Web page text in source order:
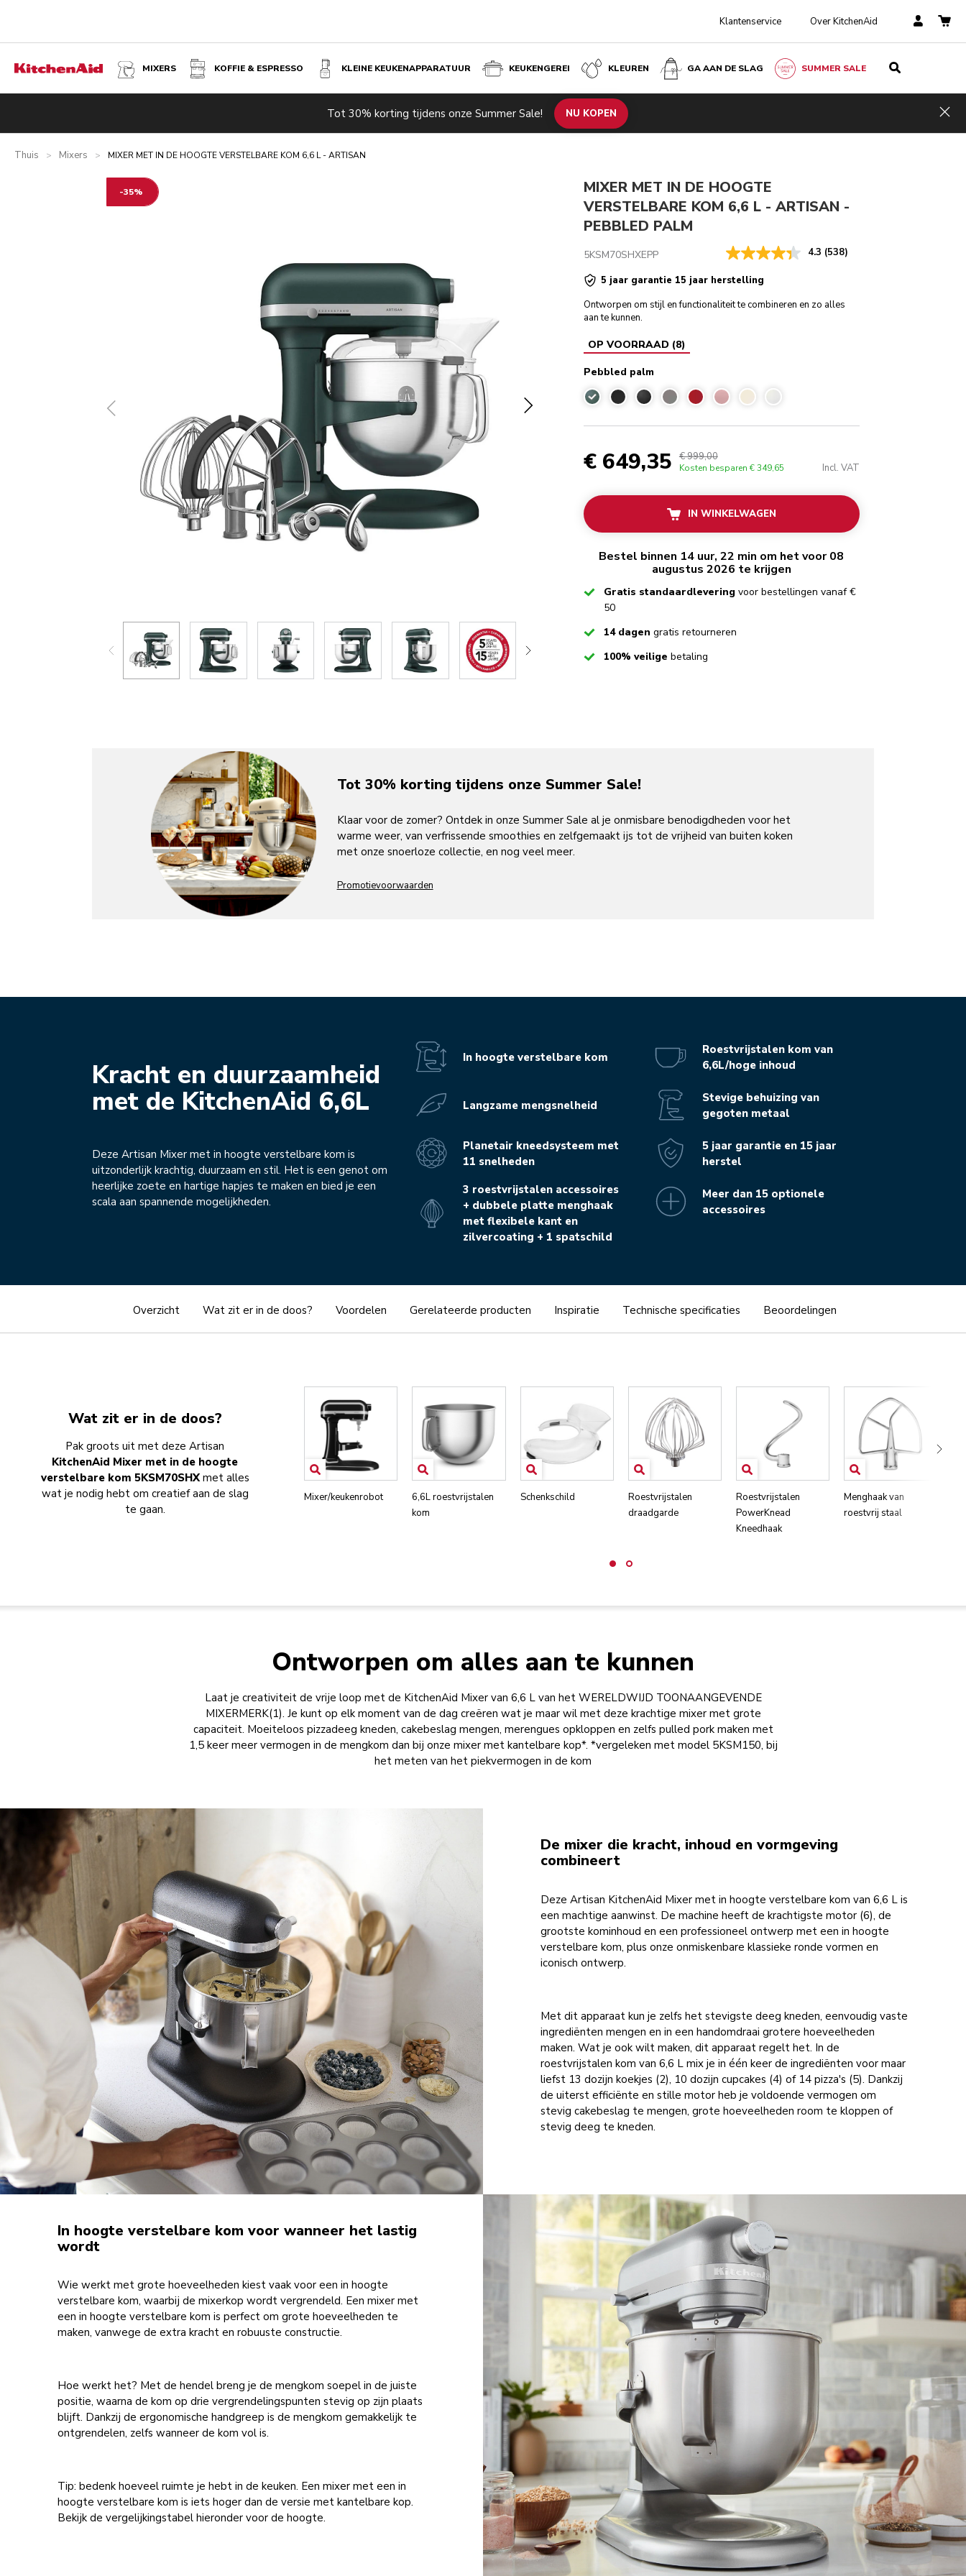
Klantenservice Over KitchenAid
MIXERS KOFFIE & ESPRESSO KLEINE KEUKENAPPARATUUR KEUKENGEREI KLEUREN GA AAN DE SLAG SUMMER SALE
Tot 30% korting tijdens onze Summer Sale! NU KOPEN
Thuis > Mixers > MIXER MET IN DE HOOGTE VERSTELBARE KOM 6,6 L - ARTISAN
Gerelateerde producten Inspiratie Technische specificaties Beoordelingen
-35%
MIXER MET IN DE HOOGTE
VERSTELBARE KOM 6,6 L - ARTISAN -
PEBBLED PALM
5KSM70SHXEPP 4.3 (538)
5 jaar garantie 15 jaar herstelling
Ontworpen om stijl en functionaliteit te combineren en zo alles
aan te kunnen.
OP VOORRAAD (8)
Pebbled palm
Pebbled palm
€ 649,35 € 999,00
Kosten besparen € 349,65 Incl. VAT
IN WINKELWAGEN
Bestel binnen 14 uur, 22 min om het voor 08
augustus 2026 te krijgen
CheckedGratis standaardlevering voor bestellingen vanaf €
50
Checked14 dagen gratis retourneren
Checked100% veilige betaling
Tot 30% korting tijdens onze Summer Sale!
Klaar voor de zomer? Ontdek in onze Summer Sale al je onmisbare benodigdheden voor het
warme weer, van verfrissende smoothies en zelfgemaakt ijs tot de vrijheid van buiten koken
met onze snoerloze collectie, en nog veel meer.
Promotievoorwaarden
Kracht en duurzaamheid
met de KitchenAid 6,6L
Deze Artisan Mixer met in hoogte verstelbare kom is
uitzonderlijk krachtig, duurzaam en stil. Het is een genot om
heerlijke zoete en hartige hapjes te maken en bied je een
scala aan spannende mogelijkheden.
In hoogte verstelbare kom
Langzame mengsnelheid
Planetair kneedsysteem met
11 snelheden
3 roestvrijstalen accessoires
+ dubbele platte menghaak
met flexibele kant en
zilvercoating + 1 spatschild
Roestvrijstalen kom van
6,6L/hoge inhoud
Stevige behuizing van
gegoten metaal
5 jaar garantie en 15 jaar
herstel
Meer dan 15 optionele
accessoires
Overzicht Wat zit er in de doos? Voordelen Gerelateerde producten Inspiratie Technische specificaties Beoordelingen
Wat zit er in de doos?
Pak groots uit met deze Artisan
KitchenAid Mixer met in de hoogte
verstelbare kom 5KSM70SHXmet alles
wat je nodig hebt om creatief aan de slag
te gaan.
Mixer/keukenrobot
6,6L roestvrijstalen
kom
Schenkschild
Roestvrijstalen
draadgarde
Roestvrijstalen
PowerKnead
Kneedhaak
Menghaak van
roestvrij staal
Ontworpen om alles aan te kunnen
Laat je creativiteit de vrije loop met de KitchenAid Mixer van 6,6 L van het WERELDWIJD TOONAANGEVENDE
MIXERMERK(1). Je kunt op elk moment van de dag creëren wat je maar wil met deze krachtige mixer met grote
capaciteit. Moeiteloos pizzadeeg kneden, cakebeslag mengen, merengues opkloppen en zelfs pulled pork maken met
1,5 keer meer vermogen in de mengkom dan bij onze mixer met kantelbare kop*. *vergeleken met model 5KSM150, bij
het meten van het piekvermogen in de kom
De mixer die kracht, inhoud en vormgeving
combineert
Deze Artisan KitchenAid Mixer met in hoogte verstelbare kom van 6,6 L is
een machtige aanwinst. De machine heeft de krachtigste motor (6), de
grootste kominhoud en een professioneel ontwerp met een in hoogte
verstelbare kom, plus onze onmiskenbare klassieke ronde vormen en
iconisch ontwerp.
Met dit apparaat kun je zelfs het stevigste deeg kneden, eenvoudig vaste
ingrediënten mengen en in een handomdraai grotere hoeveelheden
maken. Wat je ook wilt maken, dit apparaat regelt het. In de
roestvrijstalen kom van 6,6 L mix je in één keer de ingrediënten voor maar
liefst 13 dozijn koekjes (2), 10 dozijn cupcakes (4) of 14 pizza's (5). Dankzij
de uiterst efficiënte en stille motor heb je voldoende vermogen om
stevig cakebeslag te mengen, grote hoeveelheden room te kloppen of
stevig deeg te kneden.
In hoogte verstelbare kom voor wanneer het lastig
wordt
Wie werkt met grote hoeveelheden kiest vaak voor een in hoogte
verstelbare kom, waarbij de mixerkop wordt vergrendeld. Een mixer met
een in hoogte verstelbare kom is perfect om grote hoeveelheden te
maken, vanwege de extra kracht en robuuste constructie.
Hoe werkt het? Met de hendel breng je de mengkom soepel in de juiste
positie, waarna de kom op drie vergrendelingspunten stevig op zijn plaats
blijft. Dankzij de ergonomische handgreep is de mengkom gemakkelijk te
ontgrendelen, zelfs wanneer de kom vol is.
Tip: bedenk hoeveel ruimte je hebt in de keuken. Een mixer met een in
hoogte verstelbare kom is iets hoger dan de versie met kantelbare kop.
Bekijk de vergelijkingstabel hieronder voor de hoogte.